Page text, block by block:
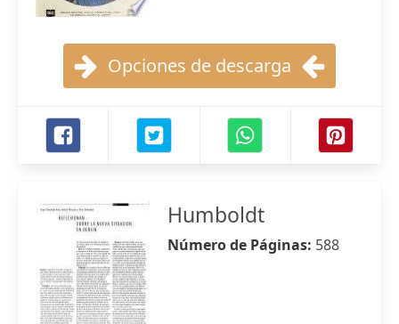
Opciones de descarga
Humboldt
Número de Páginas: 588